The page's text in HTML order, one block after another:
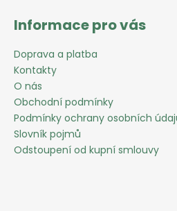
Informace pro vás
Doprava a platba
Kontakty
O nás
Obchodní podmínky
Podmínky ochrany osobních
Slovník pojmů
Odstoupení od kupní smlouvy